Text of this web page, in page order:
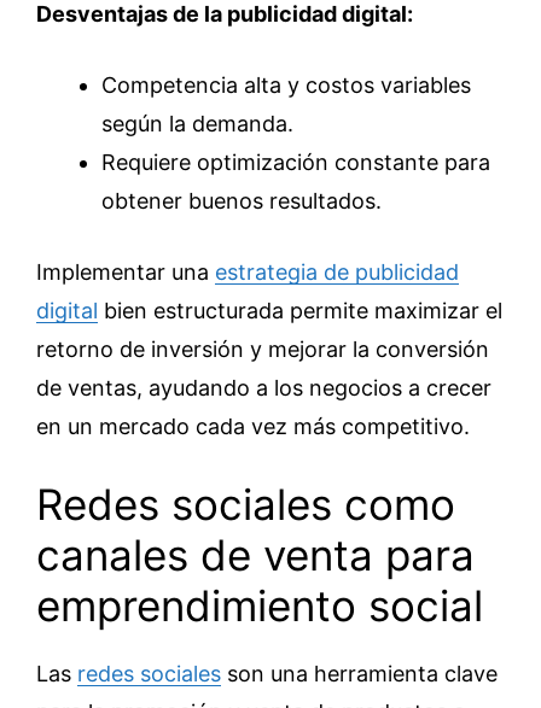
Desventajas de la publicidad digital:
Competencia alta y costos variables
según la demanda.
Requiere optimización constante para
obtener buenos resultados.
Implementar una estrategia de publicidad
digital bien estructurada permite maximizar el
retorno de inversión y mejorar la conversión
de ventas, ayudando a los negocios a crecer
en un mercado cada vez más competitivo.
Redes sociales como
canales de venta para
emprendimiento social
Las redes sociales son una herramienta clave